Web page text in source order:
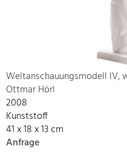
Weltanschauungsmodell IV,
Ottmar Hörl
2008
Kunststoff
41 x 18 x 13 cm
Anfrage